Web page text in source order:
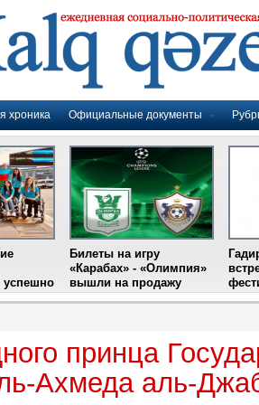
хроника Официальные документы
Билеты на игру
«Карабах» - «Олимпия»
вышли на продажу
принца
Ахмеда аль-